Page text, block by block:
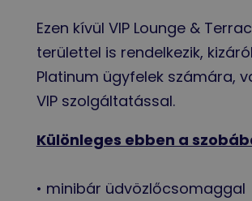
Ezen kívül VIP Lounge &
területtel is rendelkezik,
Platinum ügyfelek számára,
VIP szolgáltatással.
Különleges ebben a
• minibár üdvözlőcsomaggal